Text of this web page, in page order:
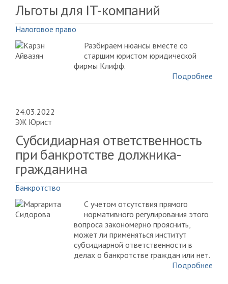
Льготы для IT-компаний
Налоговое право
Разбираем нюансы вместе со
старшим юристом юридической
фирмы Клифф.
Подробнее
24.03.2022
ЭЖ Юрист
Субсидиарная ответственность
при банкротстве должника-
гражданина
Банкротство
С учетом отсутствия прямого
нормативного регулирования этого
вопроса закономерно прояснить,
может ли применяться институт
субсидиарной ответственности в
делах о банкротстве граждан или нет.
Подробнее